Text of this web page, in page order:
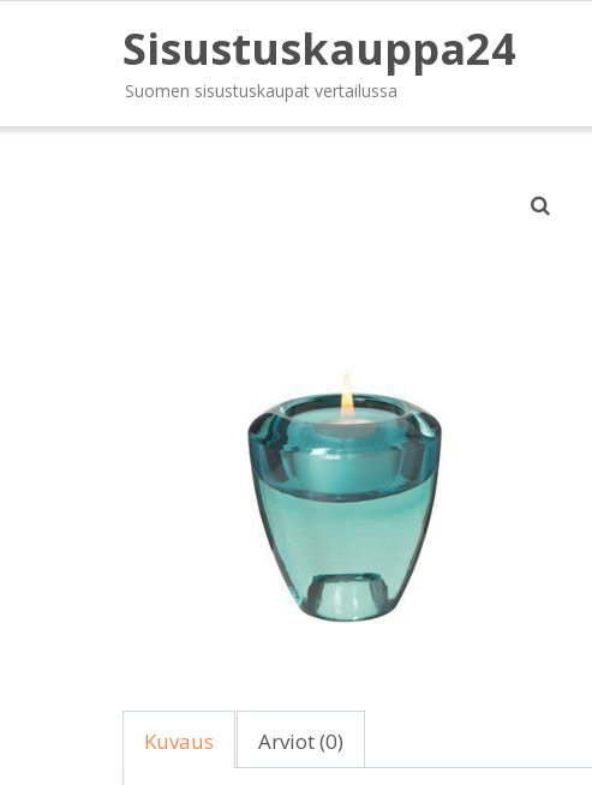
Sisustuskauppa24
Suomen sisustuskaupat vertailussa
Kuvaus Arviot (0)